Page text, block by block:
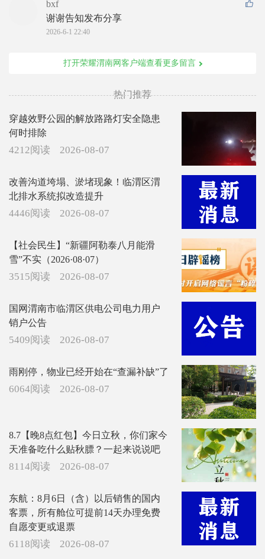
bxf
谢谢告知发布分享
2026-6-1 22:40
打开荣耀渭南网客户端查看更多留言
热门推荐
穿越效野公园的解放路路灯安全隐患
何时排除
4212阅读 2026-08-07
改善沟道垮塌、淤堵现象！临渭区渭
北排水系统拟改造提升
4446阅读 2026-08-07
【社会民生】“新疆阿勒泰八月能滑
雪”不实（2026·08·07）
3515阅读 2026-08-07
国网渭南市临渭区供电公司电力用户
销户公告
5409阅读 2026-08-07
雨刚停，物业已经开始在“查漏补缺”了
6064阅读 2026-08-07
8.7【晚8点红包】今日立秋，你们家今
天准备吃什么贴秋膘？一起来说说吧
8114阅读 2026-08-07
东航：8月6日（含）以后销售的国内
客票，所有舱位可提前14天办理免费
自愿变更或退票
6118阅读 2026-08-07